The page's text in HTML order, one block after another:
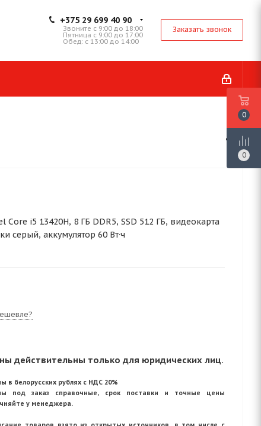
+375 29 699 40 90
Звоните с 9:00 до 18:00
Пятница с 9:00 до 17:00
Обед: с 13:00 до 14:00
Заказать звонок
Core i5 13420H, 8 ГБ DDR5, SSD 512 ГБ, видеокарта
серый, аккумулятор 60 Вт·ч
действительны только для юридических лиц.
в белорусских рублях с НДС 20%
под заказ справочные, срок поставки и точные цены
у менеджера.
0
0